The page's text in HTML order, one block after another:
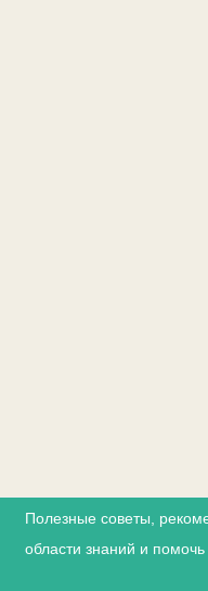
Полезные советы,
области знаний и